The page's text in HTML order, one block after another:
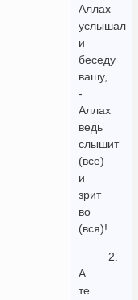
Аллах
услышал
и
беседу
вашу,
-
Аллах
ведь
слышит
(все)
и
зрит
во
(вся)!
2.
А
те